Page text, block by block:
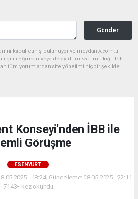
Gönder
kabul etmiş bulunuyor ve meydantv.com.tr
ilgili doğrudan veya dolaylı tüm sorumluluğu tek
tüm yorumlardan site yönetimi hiçbir şekilde
Konseyi'nden İBB ile
Görüşme
ESENYURT
- 18:24, Güncelleme: 28.05.2025 - 22:11
7143+ kez okundu.